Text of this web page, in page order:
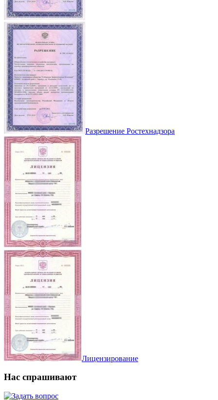
Разрешение Ростехнадзора
Лицензирование
Нас спрашивают